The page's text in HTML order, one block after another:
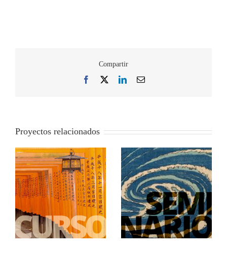
Compartir
Facebook LinkedInCorreo
Proyectos relacionados
Estudio de las
descripciones de la
naturaleza y el paisaje
japonés en la obra de
Baudelaire, Verlaine,
Rimbaud y Félicien
Rops
La mirada oriental en el
arte contemporáneo
español